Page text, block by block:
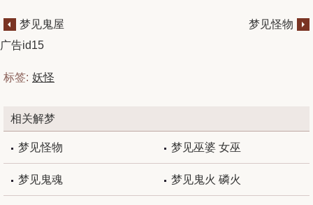
梦见鬼屋
梦见怪物
广告id15
标签: 妖怪
相关解梦
梦见怪物 梦见巫婆 女巫
梦见鬼魂 梦见鬼火 磷火